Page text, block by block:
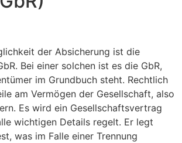
der Absicherung ist die
Bei einer solchen ist es die GbR,
im Grundbuch steht. Rechtlich
am Vermögen der Gesellschaft, also
Es wird ein Gesellschaftsvertrag
wichtigen Details regelt. Er legt
was im Falle einer Trennung